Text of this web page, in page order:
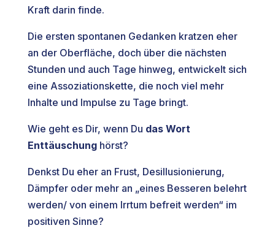
Kraft darin finde.
Die ersten spontanen Gedanken kratzen eher
an der Oberfläche, doch über die nächsten
Stunden und auch Tage hinweg, entwickelt sich
eine Assoziationskette, die noch viel mehr
Inhalte und Impulse zu Tage bringt.
Wie geht es Dir, wenn Du das Wort
Enttäuschunghörst?
Denkst Du eher an Frust, Desillusionierung,
Dämpfer oder mehr an „eines Besseren belehrt
werden/ von einem Irrtum befreit werden“ im
positiven Sinne?